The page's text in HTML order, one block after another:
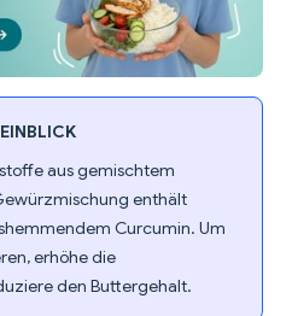
aus gemischtem
enthält
Curcumin. Um
erhöhe die
den Buttergehalt.